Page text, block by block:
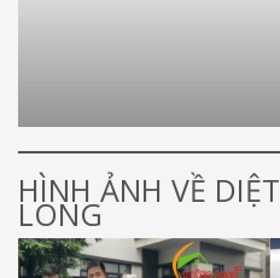
HÌNH ẢNH VỀ
LONG